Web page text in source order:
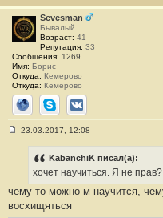
Sevesman
Бывалый
Возраст: 41
Репутация: 33
Сообщения: 1269
Имя: Борис
Откуда: Кемерово
Откуда: Кемерово
СайтSkypeВКонтакте
н
и
23.03.2017, 12:08
KabanchiK писал(а):
хочет научиться. Я не прав?
чему то можно м научится,
восхищяться